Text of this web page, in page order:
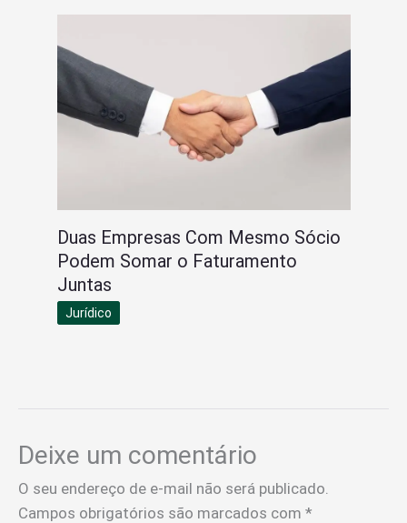
Duas Empresas Com Mesmo Sócio
Podem Somar o Faturamento
Juntas
Jurídico
Deixe um comentário
O seu endereço de e-mail não será publicado.
Campos obrigatórios são marcados com *